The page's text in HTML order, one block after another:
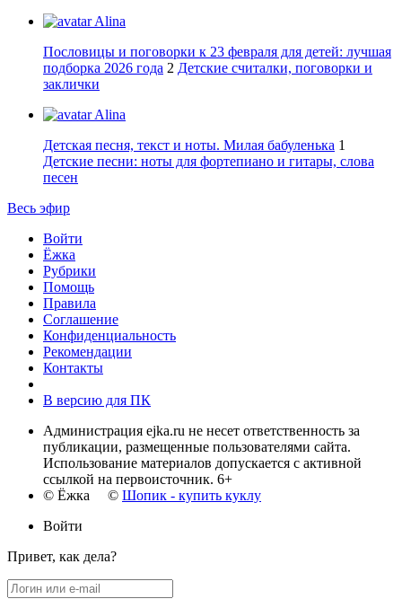
Alina
Пословицы и поговорки к 23 февраля для детей: лучшая
подборка 2026 года 2 Детские считалки, поговорки и
заклички
Alina
Детская песня, текст и ноты. Милая бабуленька 1
Детские песни: ноты для фортепиано и гитары, слова
песен
Весь эфир
Войти
Ёжка
Рубрики
Помощь
Правила
Соглашение
Конфиденциальность
Рекомендации
Контакты
В версию для ПК
Администрация ejka.ru не несет ответственность за
публикации, размещенные пользователями сайта.
Использование материалов допускается с активной
ссылкой на первоисточник. 6+
© Ёжка © Шопик - купить куклу
Войти
Привет, как дела?